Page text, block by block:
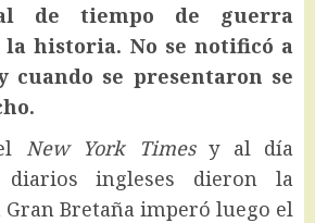
de tiempo de guerra
historia. No se notificó a
cuando se presentaron se
New York Timesy al día
diarios ingleses dieron la
Bretaña imperó luego el